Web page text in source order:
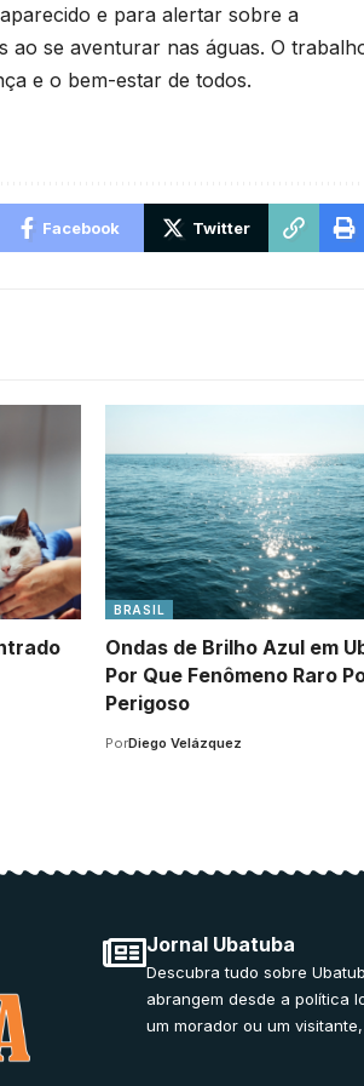
e para alertar sobre a
ao se aventurar nas águas. O
e o bem-estar de todos.
Facebook Twitter
BRASIL
Ondas de Brilho Azul em
Por Que Fenômeno Raro
Perigoso
PorDiego Velázquez
Jornal Ubatuba
Descubra tudo sobre
abrangem desde a política
um morador ou um